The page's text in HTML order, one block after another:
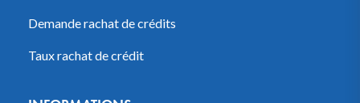
Demande rachat de crédits
Taux rachat de crédit